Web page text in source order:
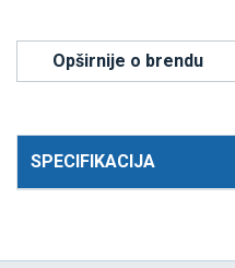
Opširnije o brendu
SPECIFIKACIJA